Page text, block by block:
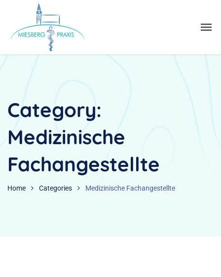
Category:
Medizinische
Fachangestellte
Home Categories Medizinische Fachangestellte